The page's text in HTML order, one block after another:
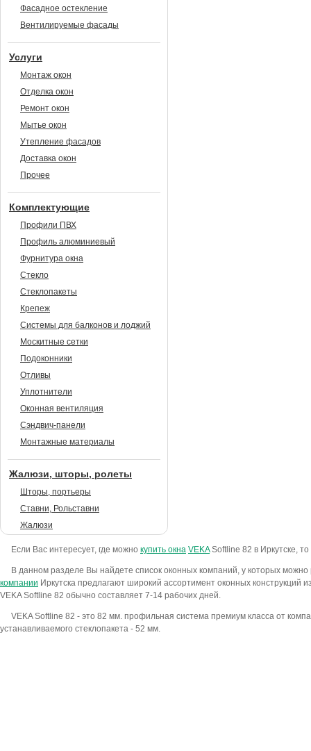
Фасадное остекление
Вентилируемые фасады
Услуги
Монтаж окон
Отделка окон
Ремонт окон
Мытье окон
Утепление фасадов
Доставка окон
Прочее
Комплектующие
Профили ПВХ
Профиль алюминиевый
Фурнитура окна
Стекло
Стеклопакеты
Крепеж
Системы для балконов и лоджий
Москитные сетки
Подоконники
Отливы
Уплотнители
Оконная вентиляция
Сэндвич-панели
Монтажные материалы
Жалюзи, шторы, ролеты
Шторы, портьеры
Ставни, Рольставни
Жалюзи
Если Вас интересует, где можно купить окна VEKASoftline 82 в Иркутске,
В данном разделе Вы найдете список оконных компаний, у которых
компании Иркутска предлагают широкий ассортимент оконных конструкций
VEKA Softline 82 обычно составляет 7-14 рабочих дней.
VEKA Softline 82 - это 82 мм. профильная система премиум класса от
устанавливаемого стеклопакета - 52 мм.